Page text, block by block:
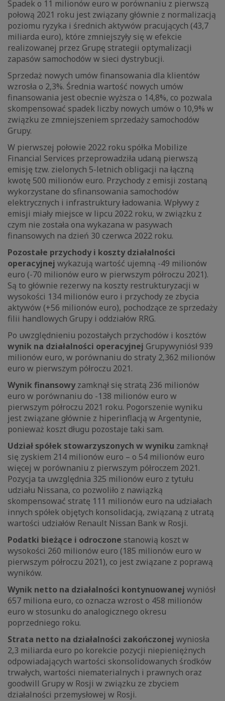
Spadek o 11 milionów euro w porównaniu z pierwszą
połową 2021 roku jest związany głównie z normalizacją
poziomu ryzyka i średnich aktywów pracujących (43,7
miliarda euro), które zmniejszyły się w efekcie
realizowanej przez Grupę strategii optymalizacji
zapasów samochodów w sieci dystrybucji.
Sprzedaż nowych umów finansowania dla klientów
wzrosła o 2,3%. Średnia wartość nowych umów
finansowania jest obecnie wyższa o 14,8%, co pozwala
skompensować spadek liczby nowych umów o 10,9% w
związku ze zmniejszeniem sprzedaży samochodów
Grupy.
W pierwszej połowie 2022 roku spółka Mobilize
Financial Services przeprowadziła udaną pierwszą
emisję tzw. zielonych 5-letnich obligacji na łączną
kwotę 500 milionów euro. Przychody z emisji zostaną
wykorzystane do sfinansowania samochodów
elektrycznych i infrastruktury ładowania. Wpływy z
emisji miały miejsce w lipcu 2022 roku, w związku z
czym nie została ona wykazana w pasywach
finansowych na dzień 30 czerwca 2022 roku.
Pozostałe przychody i koszty działalności
operacyjnej wykazują wartość ujemną -49 milionów
euro (-70 milionów euro w pierwszym półroczu 2021).
Są to głównie rezerwy na koszty restrukturyzacji w
wysokości 134 milionów euro i przychody ze zbycia
aktywów (+56 milionów euro), pochodzące ze sprzedaży
filii handlowych Grupy i oddziałów RRG.
Po uwzględnieniu pozostałych przychodów i kosztów
wynik na działalności operacyjnej Grupywyniósł 939
milionów euro, w porównaniu do straty 2,362 milionów
euro w pierwszym półroczu 2021.
Wynik finansowyzamknął się stratą 236 milionów
euro w porównaniu do -138 milionów euro w
pierwszym półroczu 2021 roku. Pogorszenie wyniku
jest związane głównie z hiperinflacją w Argentynie,
ponieważ koszt długu pozostaje taki sam.
Udział spółek stowarzyszonych w wyniku zamknął
się zyskiem 214 milionów euro – o 54 milionów euro
więcej w porównaniu z pierwszym półroczem 2021.
Pozycja ta uwzględnia 325 milionów euro z tytułu
udziału Nissana, co pozwoliło z nawiązką
skompensować stratę 111 milionów euro na udziałach
innych spółek objętych konsolidacją, związaną z utratą
wartości udziałów Renault Nissan Bank w Rosji.
Podatki bieżące i odroczone stanowią koszt w
wysokości 260 milionów euro (185 milionów euro w
pierwszym półroczu 2021), co jest związane z poprawą
wyników.
Wynik netto na działalności kontynuowanej wyniósł
657 miliona euro, co oznacza wzrost o 458 milionów
euro w stosunku do analogicznego okresu
poprzedniego roku.
Strata netto na działalności zakończonej wyniosła
2,3 miliarda euro po korekcie pozycji niepieniężnych
odpowiadających wartości skonsolidowanych środków
trwałych, wartości niematerialnych i prawnych oraz
goodwill Grupy w Rosji w związku ze zbyciem
działalności przemysłowej w Rosji.